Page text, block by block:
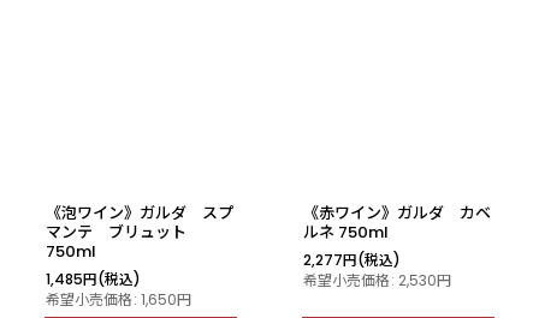
《泡ワイン》ガルダ スプ
マンテ ブリュット
750ml
1,485円(税込)
希望小売価格: 1,650円
《赤ワイン》ガルダ カベ
ルネ 750ml
2,277円(税込)
希望小売価格: 2,530円